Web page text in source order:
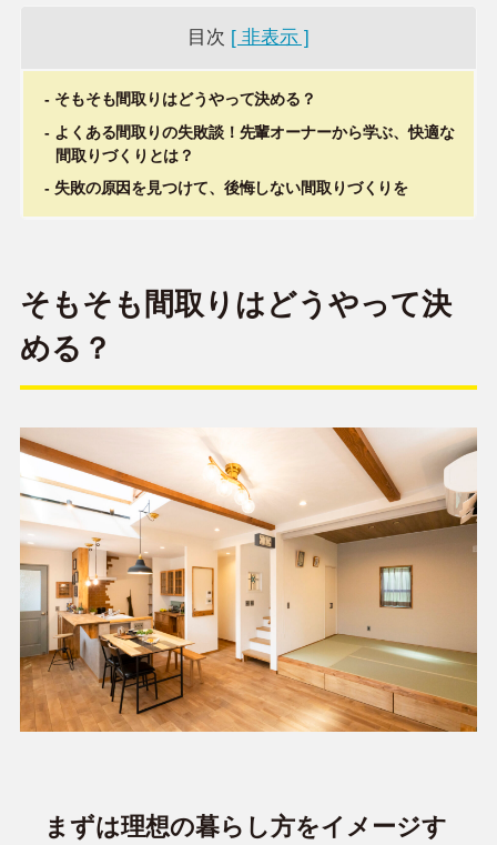
目次 [ 非表示 ]
そもそも間取りはどうやって決める？
よくある間取りの失敗談！先輩オーナーから学ぶ、快適な
間取りづくりとは？
失敗の原因を見つけて、後悔しない間取りづくりを
そもそも間取りはどうやって決
める？
まずは理想の暮らし方をイメージす